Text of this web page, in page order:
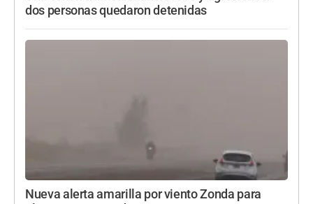
dos personas quedaron detenidas
Nueva alerta amarilla por viento Zonda para